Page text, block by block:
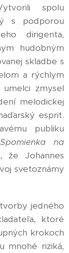
spolu
s podporou
dirigenta,
hudobným
skladbe s
a rýchlym
umelci zmysel
melodickej
esprit.
publiku
Spomienka na
že Johannes
svetoznámy
jedného
ktoré
krokoch
mnohé riziká,